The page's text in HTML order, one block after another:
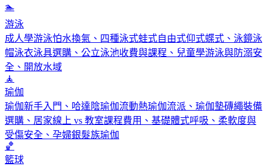
🏊
游泳
成人學游泳怕水換氣、四種泳式蛙式自由式仰式蝶式、泳鏡泳
帽泳衣泳具選購、公立泳池收費與課程、兒童學游泳與防溺安
全、開放水域
🧘
瑜伽
瑜伽新手入門、哈達陰瑜伽流動熱瑜伽流派、瑜伽墊磚繩裝備
選購、居家線上 vs 教室課程費用、基礎體式呼吸、柔軟度與
受傷安全、孕婦銀髮族瑜伽
🏀
籃球